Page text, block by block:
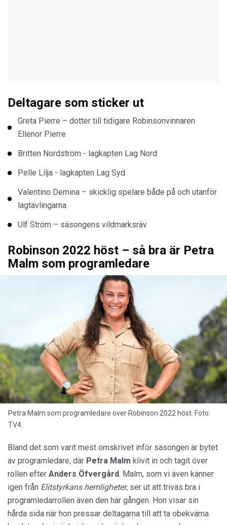
Deltagare som sticker ut
Greta Pierre – dotter till tidigare Robinsonvinnaren
Ellenor Pierre
Britten Nordström - lagkapten Lag Nord
Pelle Lilja - lagkapten Lag Syd
Valentino Demina – skicklig spelare både på och utanför
lagtävlingarna
Ulf Ström – säsongens vildmarksräv
Robinson 2022 höst – så bra är Petra
Malm som programledare
Petra Malm som programledare över Robinson 2022 höst. Foto:
TV4.
Bland det som varit mest omskrivet inför säsongen är bytet
av programledare, där Petra Malm klivit in och tagit över
rollen efter Anders Öfvergård. Malm, som vi även känner
igen från Elitstyrkans hemligheter, ser ut att trivas bra i
programledarrollen även den här gången. Hon visar sin
hårda sida när hon pressar deltagarna till att ta obekväma